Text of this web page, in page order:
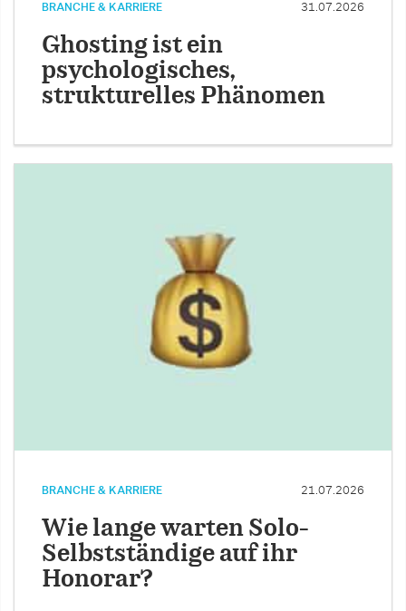
BRANCHE & KARRIERE 31.07.2026
Ghosting ist ein
psychologisches,
strukturelles Phänomen
BRANCHE & KARRIERE 21.07.2026
Wie lange warten Solo-
Selbstständige auf ihr
Honorar?